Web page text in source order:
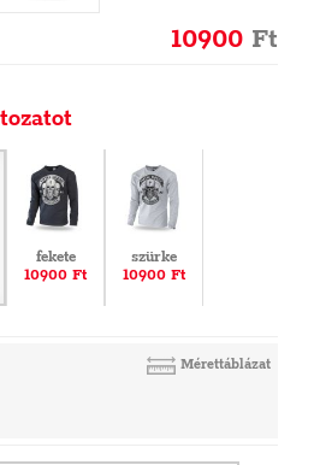
10900 Ft
fekete
10900 Ft
szürke
10900 Ft
Mérettáblázat